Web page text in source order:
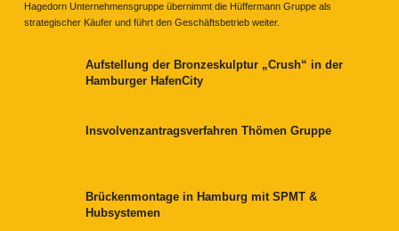
Hagedorn Unternehmensgruppe übernimmt die Hüffermann Gruppe als
strategischer Käufer und führt den Geschäftsbetrieb weiter.
Aufstellung der Bronzeskulptur „Crush“ in der
Hamburger HafenCity
Insvolvenzantragsverfahren Thömen Gruppe
Brückenmontage in Hamburg mit SPMT &
Hubsystemen